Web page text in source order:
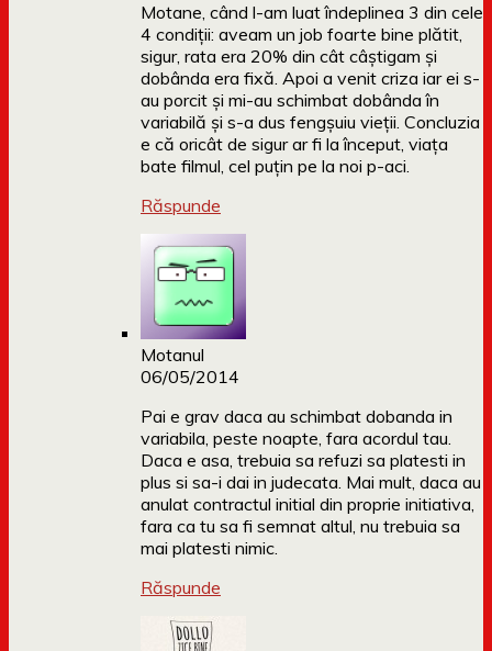
Motane, când l-am luat îndeplinea 3 din cele
4 condiții: aveam un job foarte bine plătit,
sigur, rata era 20% din cât câștigam și
dobânda era fixă. Apoi a venit criza iar ei s-
au porcit și mi-au schimbat dobânda în
variabilă și s-a dus fengșuiu vieții. Concluzia
e că oricât de sigur ar fi la început, viața
bate filmul, cel puțin pe la noi p-aci.
Răspunde
Motanul
06/05/2014
Pai e grav daca au schimbat dobanda in
variabila, peste noapte, fara acordul tau.
Daca e asa, trebuia sa refuzi sa platesti in
plus si sa-i dai in judecata. Mai mult, daca au
anulat contractul initial din proprie initiativa,
fara ca tu sa fi semnat altul, nu trebuia sa
mai platesti nimic.
Răspunde